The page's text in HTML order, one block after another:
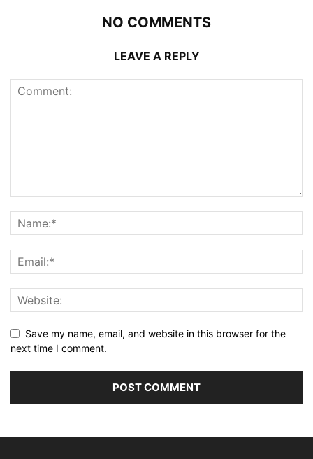
NO COMMENTS
LEAVE A REPLY
Save my name, email, and website in this browser for the
next time I comment.